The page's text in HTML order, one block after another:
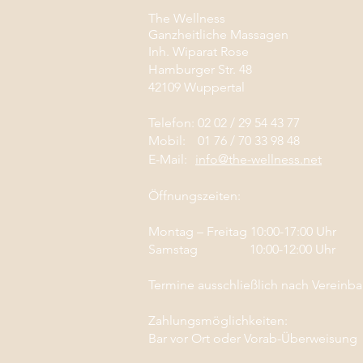
The Wellness
Ganzheitliche Massagen
Inh. Wiparat Rose
Hamburger Str. 48
42109 Wuppertal
Telefon: 02 02 / 29 54 43 77
Mobil:
01 76 / 70 33 98 48
E-Mail:
info@the-wellness.net
Öffnungszeiten:
Montag – Freitag 10:00-17:00 Uhr
Samstag
10:00-12:00 Uhr
Termine ausschließlich nach
Zahlungsmöglichkeiten:
Bar vor Ort oder Vorab-Überweisung